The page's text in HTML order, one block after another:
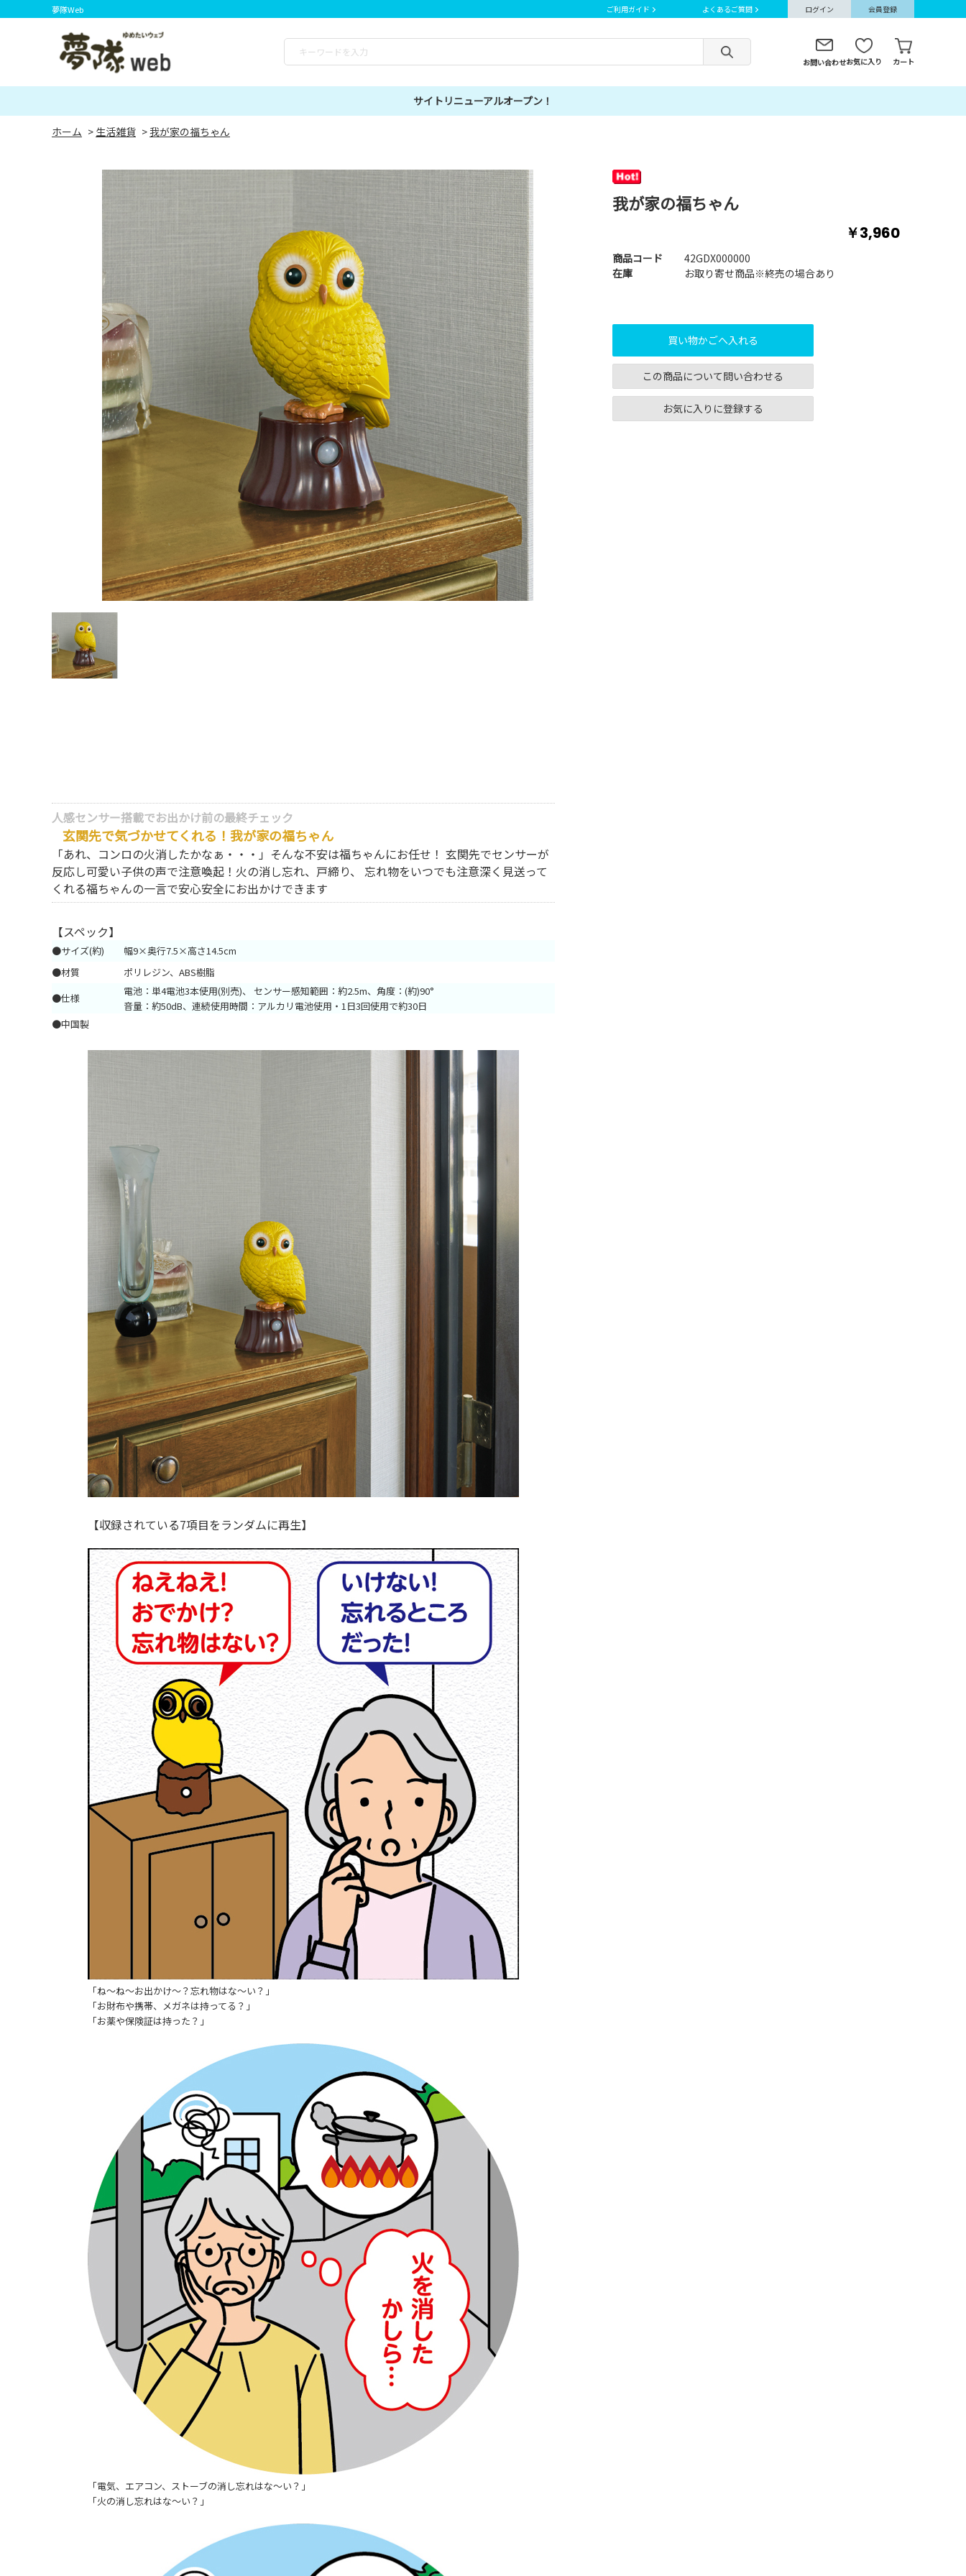
夢隊Web ご利用ガイド よくあるご質問 ログイン 会員登録
お問い合わせお気に入り カート
サイトリニューアルオープン！
ホーム > 生活雑貨 >我が家の福ちゃん
人感センサー搭載でお出かけ前の最終チェック
玄関先で気づかせてくれる！我が家の福ちゃん
「あれ、コンロの火消したかなぁ・・・」そんな不安は福ちゃんにお任せ！ 玄関先でセンサーが
反応し可愛い子供の声で注意喚起！火の消し忘れ、戸締り、 忘れ物をいつでも注意深く見送って
くれる福ちゃんの一言で安心安全にお出かけできます
【スペック】
●サイズ(約)
幅9×奥行7.5×高さ14.5cm
●材質
ポリレジン、ABS樹脂
●仕様
電池：単4電池3本使用(別売)、 センサー感知範囲：約2.5m、角度：(約)90°
音量：約50dB、連続使用時間：アルカリ電池使用・1日3回使用で約30日
●中国製
【収録されている7項目をランダムに再生】
「ね～ね～お出かけ～？忘れ物はな～い？」
「お財布や携帯、メガネは持ってる？」
「お薬や保険証は持った？」
「電気、エアコン、ストーブの消し忘れはな～い？」
「火の消し忘れはな～い？」
我が家の福ちゃん
￥3,960
商品コード
42GDX000000
在庫
お取り寄せ商品※終売の場合あり
買い物かごへ入れる
この商品について問い合わせる
お気に入りに登録する